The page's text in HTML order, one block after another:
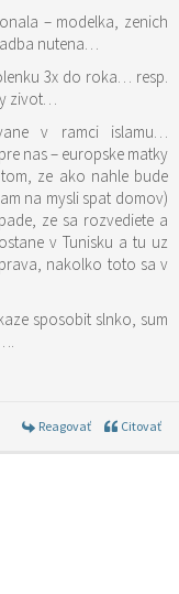
– modelka, zenich
nutena…
3x do roka… resp.
zivot…
v ramci islamu…
nas – europske matky
ze ako nahle bude
na mysli spat domov)
ze sa rozvediete a
v Tunisku a tu uz
nakolko toto sa v
sposobit slnko, sum
Reagovať Citovať